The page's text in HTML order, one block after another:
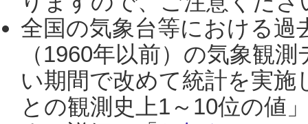
全国の気象台等における過
（1960年以前）の気象観
い期間で改めて統計を実
との観測史上1～10位の値